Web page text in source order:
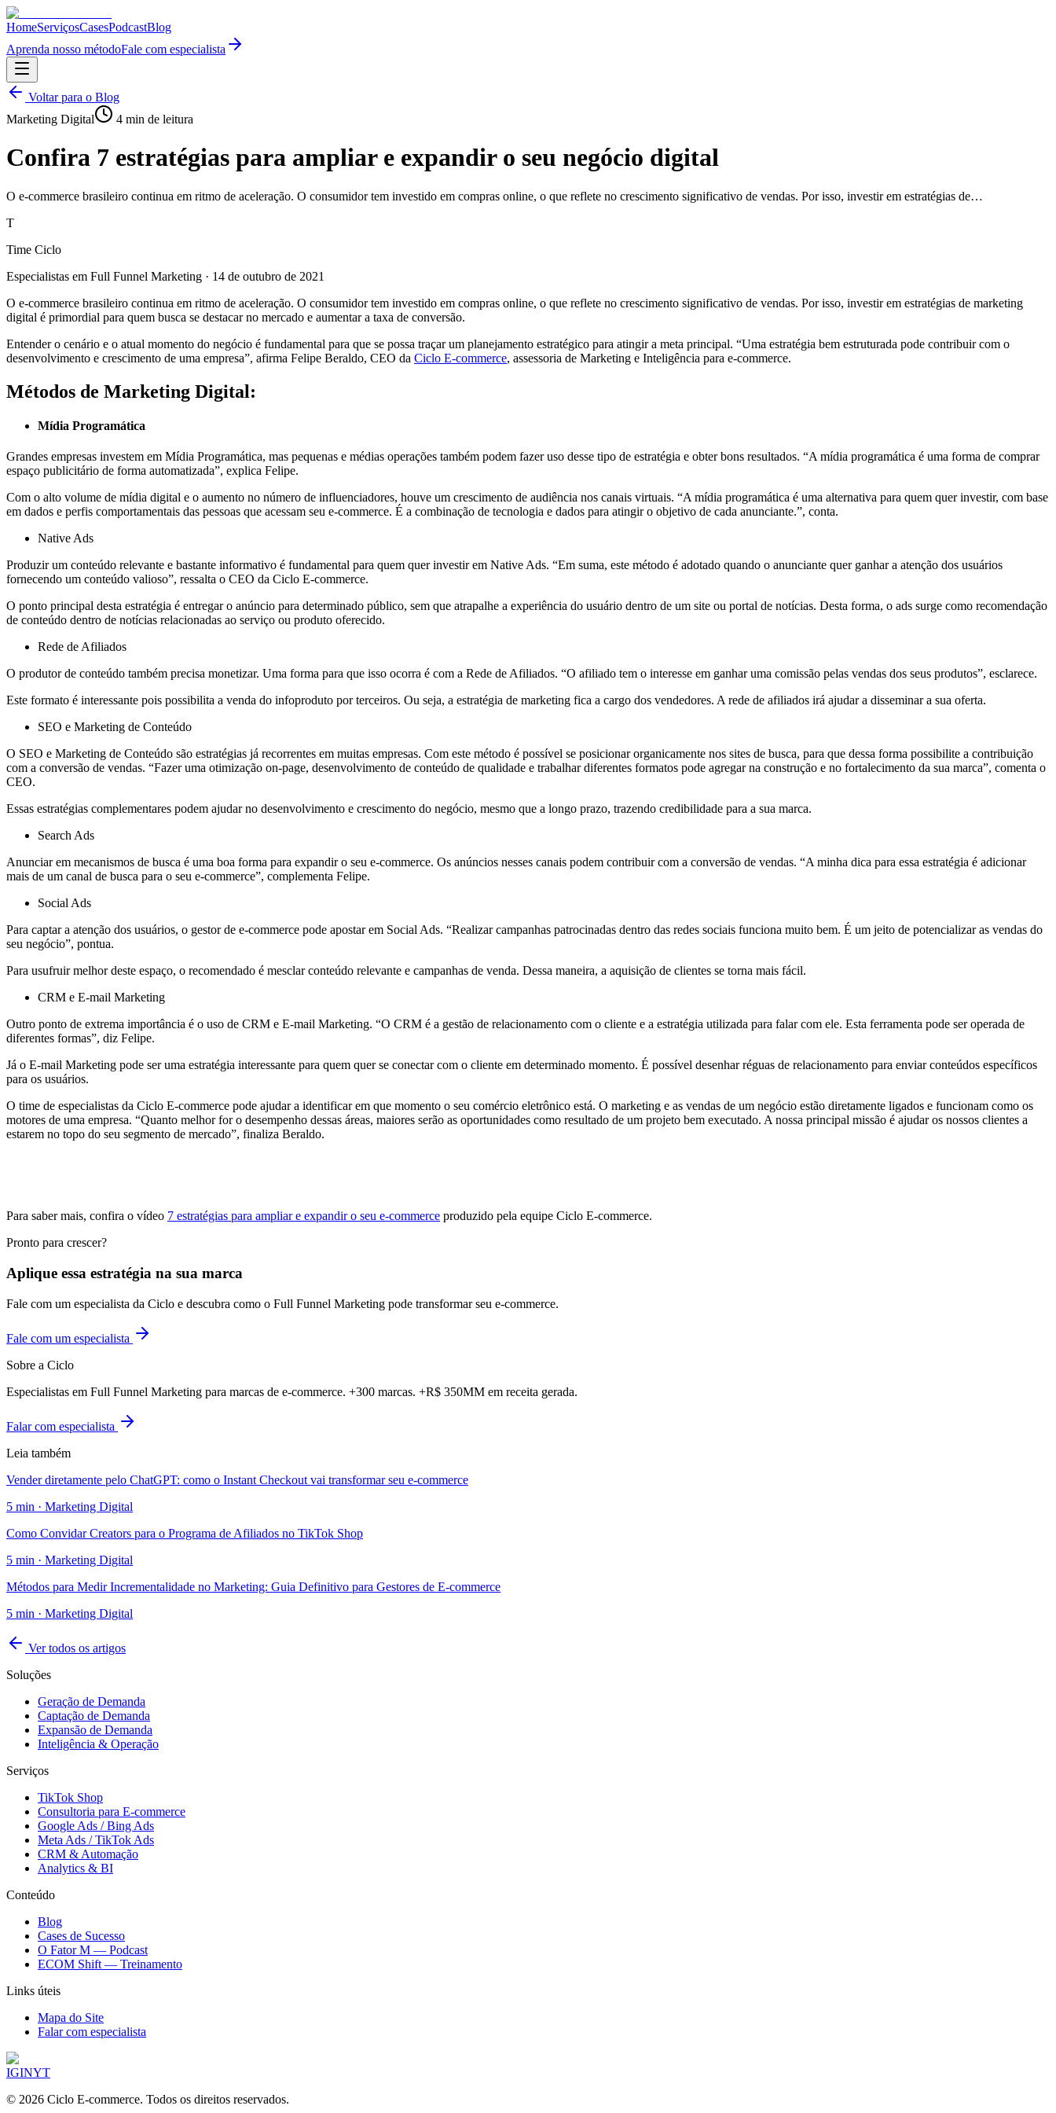
HomeServiçosCasesPodcastBlog
Aprenda nosso métodoFale com especialista
Voltar para o Blog
Marketing Digital
4 min de leitura
Confira 7 estratégias para ampliar e expandir o seu negócio digital
O e-commerce brasileiro continua em ritmo de aceleração. O consumidor tem investido em compras online, o que reflete no crescimento significativo de vendas. Por isso, investir em estratégias de…
T
Time Ciclo
Especialistas em Full Funnel Marketing · 14 de outubro de 2021
O e-commerce brasileiro continua em ritmo de aceleração. O consumidor tem investido em compras online, o que reflete no crescimento significativo de vendas. Por isso, investir em estratégias de marketing
digital é primordial para quem busca se destacar no mercado e aumentar a taxa de conversão.
Entender o cenário e o atual momento do negócio é fundamental para que se possa traçar um planejamento estratégico para atingir a meta principal. “Uma estratégia bem estruturada pode contribuir com o
desenvolvimento e crescimento de uma empresa”, afirma Felipe Beraldo, CEO da Ciclo E-commerce, assessoria de Marketing e Inteligência para e-commerce.
Métodos de Marketing Digital:
Mídia Programática
Grandes empresas investem em Mídia Programática, mas pequenas e médias operações também podem fazer uso desse tipo de estratégia e obter bons resultados. “A mídia programática é uma forma de comprar
espaço publicitário de forma automatizada”, explica Felipe.
Com o alto volume de mídia digital e o aumento no número de influenciadores, houve um crescimento de audiência nos canais virtuais. “A mídia programática é uma alternativa para quem quer investir, com base
em dados e perfis comportamentais das pessoas que acessam seu e-commerce. É a combinação de tecnologia e dados para atingir o objetivo de cada anunciante.”, conta.
Native Ads
Produzir um conteúdo relevante e bastante informativo é fundamental para quem quer investir em Native Ads. “Em suma, este método é adotado quando o anunciante quer ganhar a atenção dos usuários
fornecendo um conteúdo valioso”, ressalta o CEO da Ciclo E-commerce.
O ponto principal desta estratégia é entregar o anúncio para determinado público, sem que atrapalhe a experiência do usuário dentro de um site ou portal de notícias. Desta forma, o ads surge como recomendação
de conteúdo dentro de notícias relacionadas ao serviço ou produto oferecido.
Rede de Afiliados
O produtor de conteúdo também precisa monetizar. Uma forma para que isso ocorra é com a Rede de Afiliados. “O afiliado tem o interesse em ganhar uma comissão pelas vendas dos seus produtos”, esclarece.
Este formato é interessante pois possibilita a venda do infoproduto por terceiros. Ou seja, a estratégia de marketing fica a cargo dos vendedores. A rede de afiliados irá ajudar a disseminar a sua oferta.
SEO e Marketing de Conteúdo
O SEO e Marketing de Conteúdo são estratégias já recorrentes em muitas empresas. Com este método é possível se posicionar organicamente nos sites de busca, para que dessa forma possibilite a contribuição
com a conversão de vendas. “Fazer uma otimização on-page, desenvolvimento de conteúdo de qualidade e trabalhar diferentes formatos pode agregar na construção e no fortalecimento da sua marca”, comenta o
CEO.
Essas estratégias complementares podem ajudar no desenvolvimento e crescimento do negócio, mesmo que a longo prazo, trazendo credibilidade para a sua marca.
Search Ads
Anunciar em mecanismos de busca é uma boa forma para expandir o seu e-commerce. Os anúncios nesses canais podem contribuir com a conversão de vendas. “A minha dica para essa estratégia é adicionar
mais de um canal de busca para o seu e-commerce”, complementa Felipe.
Social Ads
Para captar a atenção dos usuários, o gestor de e-commerce pode apostar em Social Ads. “Realizar campanhas patrocinadas dentro das redes sociais funciona muito bem. É um jeito de potencializar as vendas do
seu negócio”, pontua.
Para usufruir melhor deste espaço, o recomendado é mesclar conteúdo relevante e campanhas de venda. Dessa maneira, a aquisição de clientes se torna mais fácil.
CRM e E-mail Marketing
Outro ponto de extrema importância é o uso de CRM e E-mail Marketing. “O CRM é a gestão de relacionamento com o cliente e a estratégia utilizada para falar com ele. Esta ferramenta pode ser operada de
diferentes formas”, diz Felipe.
Já o E-mail Marketing pode ser uma estratégia interessante para quem quer se conectar com o cliente em determinado momento. É possível desenhar réguas de relacionamento para enviar conteúdos específicos
para os usuários.
O time de especialistas da Ciclo E-commerce pode ajudar a identificar em que momento o seu comércio eletrônico está. O marketing e as vendas de um negócio estão diretamente ligados e funcionam como os
motores de uma empresa. “Quanto melhor for o desempenho dessas áreas, maiores serão as oportunidades como resultado de um projeto bem executado. A nossa principal missão é ajudar os nossos clientes a
estarem no topo do seu segmento de mercado”, finaliza Beraldo.
Para saber mais, confira o vídeo 7 estratégias para ampliar e expandir o seu e-commerce produzido pela equipe Ciclo E-commerce.
Pronto para crescer?
Aplique essa estratégia na sua marca
Fale com um especialista da Ciclo e descubra como o Full Funnel Marketing pode transformar seu e-commerce.
Fale com um especialista
Sobre a Ciclo
Especialistas em Full Funnel Marketing para marcas de e-commerce. +300 marcas. +R$ 350MM em receita gerada.
Falar com especialista
Leia também
Vender diretamente pelo ChatGPT: como o Instant Checkout vai transformar seu e-commerce
5 min · Marketing Digital
Como Convidar Creators para o Programa de Afiliados no TikTok Shop
5 min · Marketing Digital
Métodos para Medir Incrementalidade no Marketing: Guia Definitivo para Gestores de E-commerce
5 min · Marketing Digital
Ver todos os artigos
Soluções
Geração de Demanda
Captação de Demanda
Expansão de Demanda
Inteligência & Operação
Serviços
TikTok Shop
Consultoria para E-commerce
Google Ads / Bing Ads
Meta Ads / TikTok Ads
CRM & Automação
Analytics & BI
Conteúdo
Blog
Cases de Sucesso
O Fator M — Podcast
ECOM Shift — Treinamento
Links úteis
Mapa do Site
Falar com especialista
IGINYT
© 2026 Ciclo E-commerce. Todos os direitos reservados.